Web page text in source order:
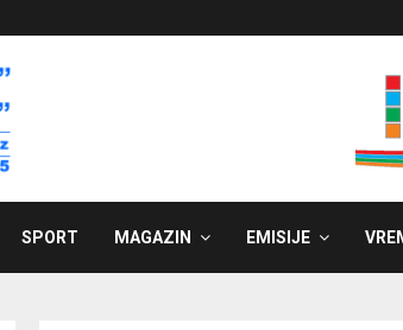
SPORT MAGAZIN EMISIJE